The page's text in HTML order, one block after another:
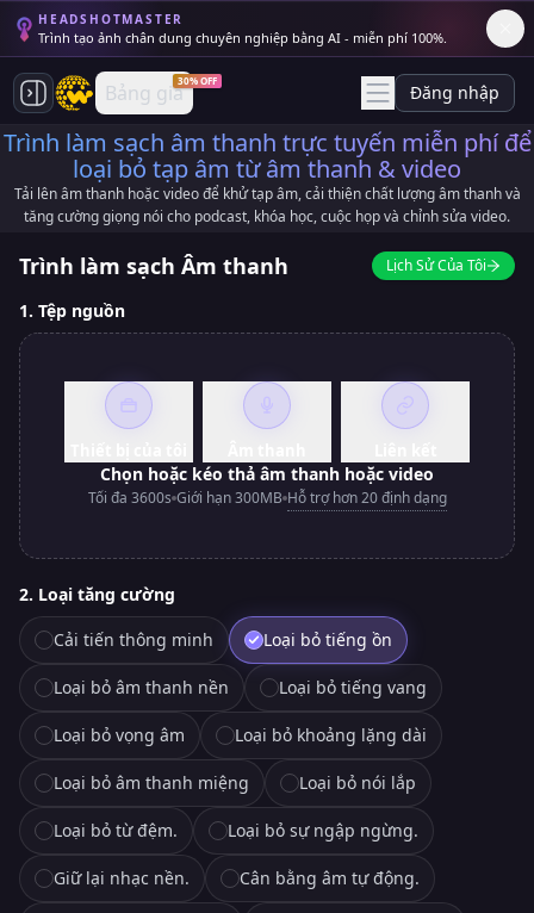
HEADSHOTMASTER
Trình tạo ảnh chân dung chuyên nghiệp bằng AI - miễn phí 100%.
Bảng giá30% OFF
Đăng nhập
Trình làm sạch âm thanh trực tuyến miễn phí để
loại bỏ tạp âm từ âm thanh & video
Tải lên âm thanh hoặc video để khử tạp âm, cải thiện chất lượng âm thanh và
tăng cường giọng nói cho podcast, khóa học, cuộc họp và chỉnh sửa video.
Trình làm sạch Âm thanh Lịch Sử Của Tôi
1. Tệp nguồn
Chọn hoặc kéo thả âm thanh hoặc video
Tối đa 3600s Giới hạn 300MB Hỗ trợ hơn 20 định dạng
2. Loại tăng cường
Cải tiến thông minh
Loại bỏ tiếng ồn
Loại bỏ âm thanh nền Loại bỏ tiếng vang
Loại bỏ vọng âm Loại bỏ khoảng lặng dài
Loại bỏ âm thanh miệng Loại bỏ nói lắp
Loại bỏ từ đệm. Loại bỏ sự ngập ngừng.
Giữ lại nhạc nền. Cân bằng âm tự động.